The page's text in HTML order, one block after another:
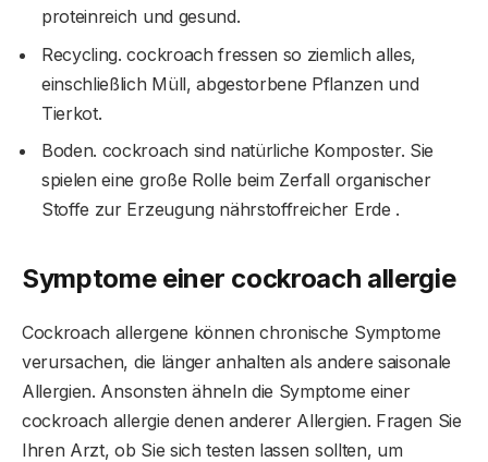
proteinreich und gesund.
Recycling. cockroach fressen so ziemlich alles,
einschließlich Müll, abgestorbene Pflanzen und
Tierkot.
Boden. cockroach sind natürliche Komposter. Sie
spielen eine große Rolle beim Zerfall organischer
Stoffe zur Erzeugung nährstoffreicher Erde .
Symptome einer cockroach allergie
Cockroach allergene können chronische Symptome
verursachen, die länger anhalten als andere saisonale
Allergien. Ansonsten ähneln die Symptome einer
cockroach allergie denen anderer Allergien. Fragen Sie
Ihren Arzt, ob Sie sich testen lassen sollten, um